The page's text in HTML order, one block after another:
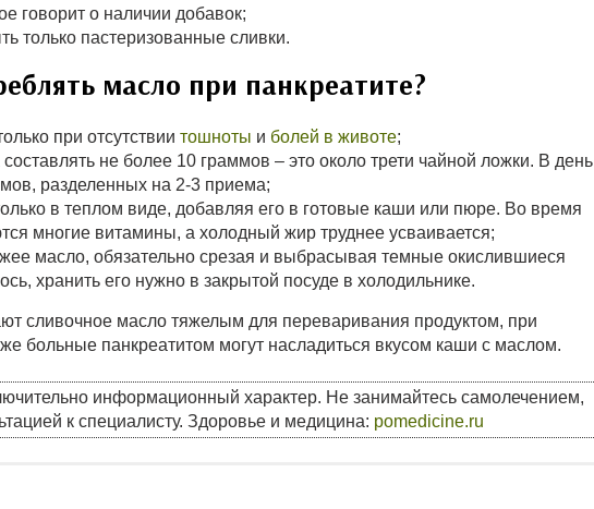
говорит о наличии добавок;
только пастеризованные сливки.
масло при панкреатите?
при отсутствии тошноты и болей в животе;
не более 10 граммов – это около трети чайной ложки. В день
разделенных на 2-3 приема;
в теплом виде, добавляя его в готовые каши или пюре. Во время
многие витамины, а холодный жир труднее усваивается;
масло, обязательно срезая и выбрасывая темные окислившиеся
хранить его нужно в закрытой посуде в холодильнике.
сливочное масло тяжелым для переваривания продуктом, при
больные панкреатитом могут насладиться вкусом каши с маслом.
информационный характер. Не занимайтесь самолечением,
к специалисту. Здоровье и медицина: pomedicine.ru